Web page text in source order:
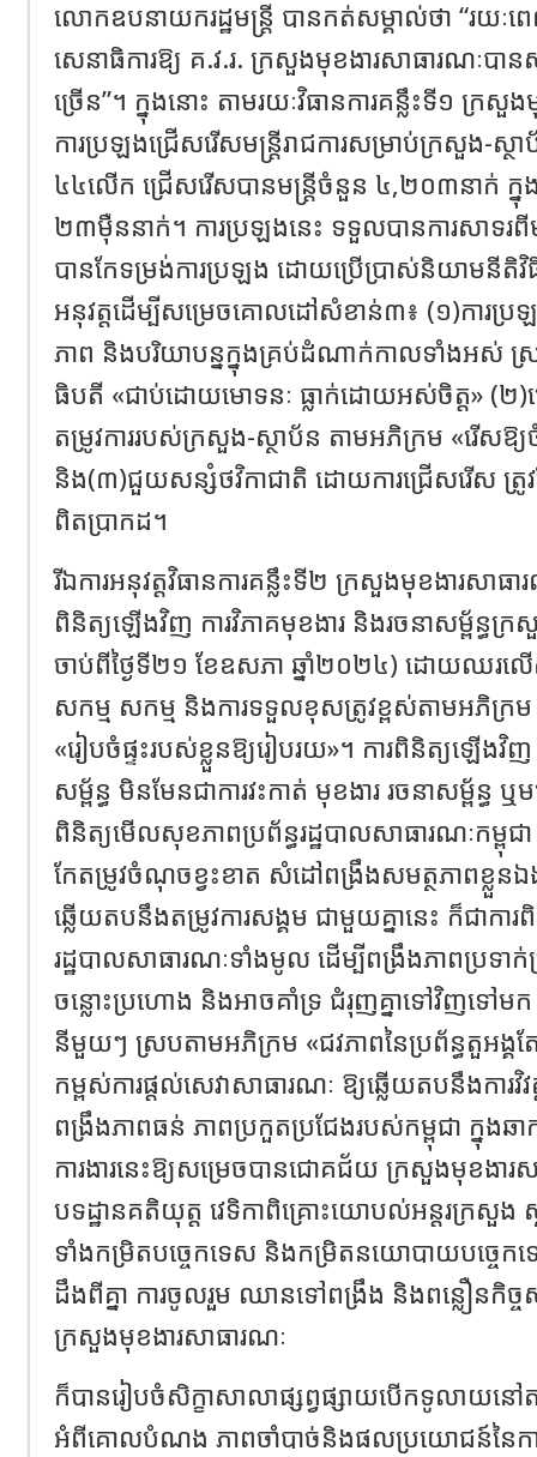
លោកឧបនាយករដ្ឋមន្ត្រី បានកត់សម្គាល់ថា “រយៈពេ
សេនាធិការឱ្យ គ.វ.រ. ក្រសួងមុខងារសាធារណៈបា
ច្រើន”។ ក្នុងនោះ តាមរយៈវិធានការគន្លឹះទី១ ក្រ
ការប្រឡងជ្រើសរើសមន្រ្តីរាជការសម្រាប់ក្រសួង-ស្
៤៤លើក ជ្រើសរើសបានមន្រ្តីចំនួន ៤,២០៣នាក់ ក្
២៣ម៉ឺននាក់។ ការប្រឡងនេះ ទទួលបានការសាទរពី
បានកែទម្រង់ការប្រឡង ដោយប្រើប្រាស់និយាមនីតិវិ
អនុវត្តដើម្បីសម្រេចគោលដៅសំខាន់៣៖ (១)ការប្រឡ
ភាព និងបរិយាបន្នក្នុងគ្រប់ដំណាក់កាលទាំងអស់ ស្
ធិបតី «ជាប់ដោយមោទនៈ ធ្លាក់ដោយអស់ចិត្ត» (២)ជ្
តម្រូវការរបស់ក្រសួង-ស្ថាប័ន តាមអភិក្រម «រើសឱ្យ
និង(៣)ជួយសន្សំថវិកាជាតិ ដោយការជ្រើសរើស ត្រូវផ្
ពិតប្រាកដ។
រីឯការអនុវត្តវិធានការគន្លឹះទី២ ក្រសួងមុខងារសាធា
ពិនិត្យឡើងវិញ ការវិភាគមុខងារ និងរចនាសម្ព័ន្ធក្
ចាប់ពីថ្ងៃទី២១ ខែឧសភា ឆ្នាំ២០២៤) ដោយឈរលើស្ម
សកម្ម សកម្ម និងការទទួលខុសត្រូវខ្ពស់តាមអភិក្រ
«រៀបចំផ្ទះរបស់ខ្លួនឱ្យរៀបរយ»។ ការពិនិត្យឡើងវិញ
សម្ព័ន្ធ មិនមែនជាការវះកាត់ មុខងារ រចនាសម្ព័ន្ធ ឬ
ពិនិត្យមើលសុខភាពប្រព័ន្ធរដ្ឋបាលសាធារណៈកម្ពុជា
កែតម្រូវចំណុចខ្វះខាត សំដៅពង្រឹងសមត្ថភាពខ្លួនឯ
ឆ្លើយតបនឹងតម្រូវការសង្គម ជាមួយគ្នានេះ ក៏ជាការពិ
រដ្ឋបាលសាធារណៈទាំងមូល ដើម្បីពង្រឹងភាពប្រទា
ចន្លោះប្រហោង និងអាចគាំទ្រ ជំរុញគ្នាទៅវិញទៅមក
នីមួយៗ ស្របតាមអភិក្រម «ជវភាពនៃប្រព័ន្ធតួអង្
កម្ពស់ការផ្តល់សេវាសាធារណៈ ឱ្យឆ្លើយតបនឹងការវិវ
ពង្រឹងភាពធន់ ភាពប្រកួតប្រជែងរបស់កម្ពុជា ក្នុងឆាក
ការងារនេះឱ្យសម្រេចបានជោគជ័យ ក្រសួងមុខងារ
បទដ្ឋានគតិយុត្ត វេទិកាពិគ្រោះយោបល់អន្តរក្រសួង
ទាំងកម្រិតបច្ចេកទេស និងកម្រិតនយោបាយបច្ចេកទ
ដឹងពីគ្នា ការចូលរួម ឈានទៅពង្រឹង និងពន្លឿនកិច្ច
ក្រសួងមុខងារសាធារណៈ
ក៏បានរៀបចំសិក្ខាសាលាផ្សព្វផ្សាយបើកទូលាយន
អំពីគោលបំណង ភាពចាំបាច់និងផលប្រយោជន៍នៃការ